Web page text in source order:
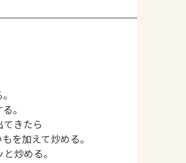
。
きたら
を加えて炒める。
炒める。